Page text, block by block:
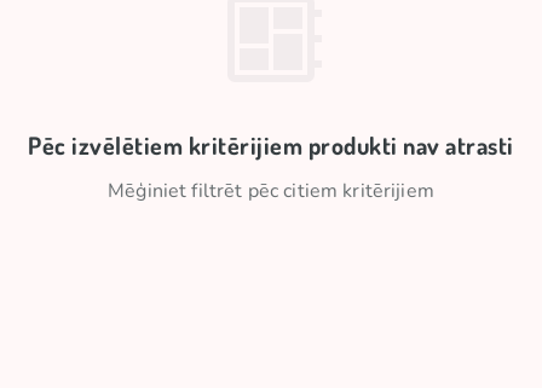
Pēc izvēlētiem kritērijiem produkti nav atrasti
Mēģiniet filtrēt pēc citiem kritērijiem